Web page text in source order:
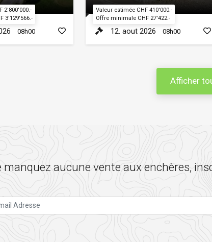
2'800'000.-
3'129'566.-
08h00
Valeur estimée CHF 410'000.-
Offre minimale CHF 27'422.-
12. aout 2026 08h00
Afficher
manquez aucune vente aux enchères,